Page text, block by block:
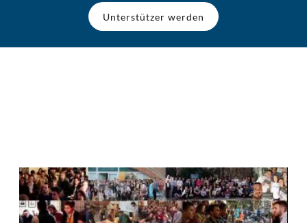
Unterstützer werden